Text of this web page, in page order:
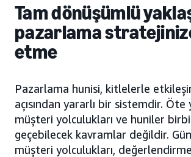
Tam dönüşümlü
pazarlama
etme
Pazarlama hunisi, kitlelerle
açısından yararlı bir sistemdir. Öte
müşteri yolculukları ve huniler
geçebilecek kavramlar değildir.
müşteri yolculukları,